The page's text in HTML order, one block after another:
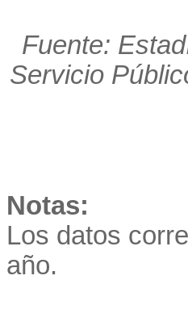
Fuente:
Servicio
Notas:
Los datos
año.